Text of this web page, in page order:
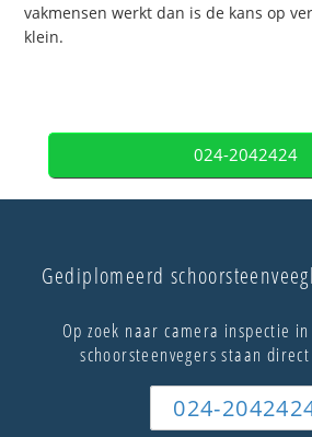
vakmensen werkt dan is de kans op
klein.
024-2042424
Gediplomeerd
Op zoek naar camera inspectie in
schoorsteenvegers staan
024-